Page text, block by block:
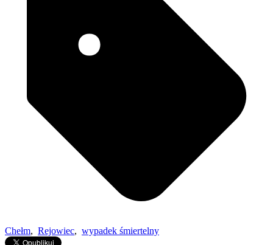
Chełm, Rejowiec, wypadek śmiertelny